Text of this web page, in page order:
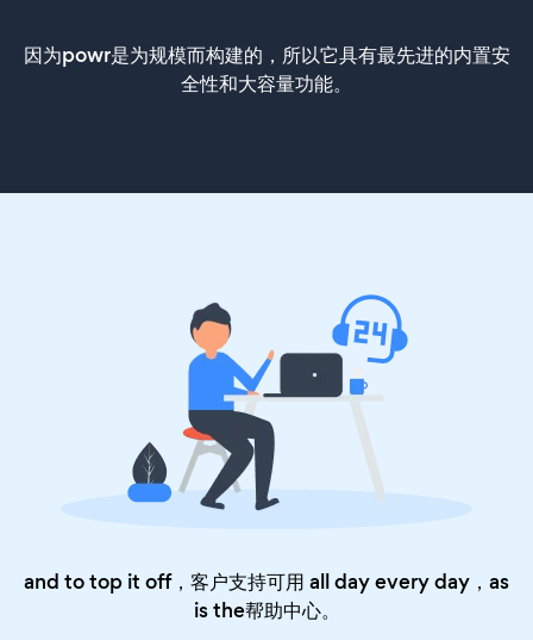
因为powr是为规模而构建的，所以它具有最先进的内置安
全性和大容量功能。
and to top it off，客户支持可用 all day every day，as
is the帮助中心。